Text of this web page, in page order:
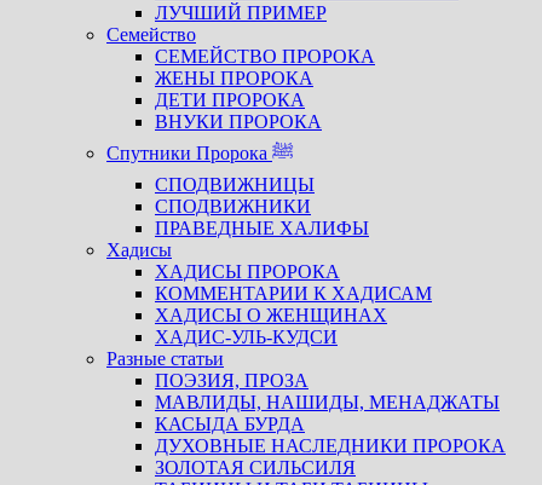
ЛУЧШИЙ ПРИМЕР
Семейство
СЕМЕЙСТВО ПРОРОКА
ЖЕНЫ ПРОРОКА
ДЕТИ ПРОРОКА
ВНУКИ ПРОРОКА
Спутники Пророка ﷺ
СПОДВИЖНИЦЫ
СПОДВИЖНИКИ
ПРАВЕДНЫЕ ХАЛИФЫ
Хадисы
ХАДИСЫ ПРОРОКА
КОММЕНТАРИИ К ХАДИСАМ
ХАДИСЫ О ЖЕНЩИНАХ
ХАДИС-УЛЬ-КУДСИ
Разные статьи
ПОЭЗИЯ, ПРОЗА
МАВЛИДЫ, НАШИДЫ, МЕНАДЖАТЫ
КАСЫДА БУРДА
ДУХОВНЫЕ НАСЛЕДНИКИ ПРОРОКА
ЗОЛОТАЯ СИЛЬСИЛЯ